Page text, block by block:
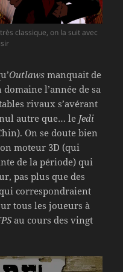
classique, on la suit avec
Outlaws manquait de
l’année de sa
rivaux s’avérant
autre que… le Jedi
On se doute bien
moteur 3D (qui
de la période) qui
pas plus que des
correspondraient
tous les joueurs à
au cours des vingt